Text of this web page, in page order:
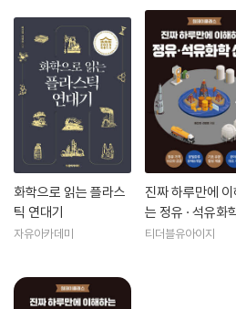
화학으로 읽는 플라스
틱 연대기
자유아카데미
진짜 하루만에
는 정유 · 석유화
업
티더블유아이지